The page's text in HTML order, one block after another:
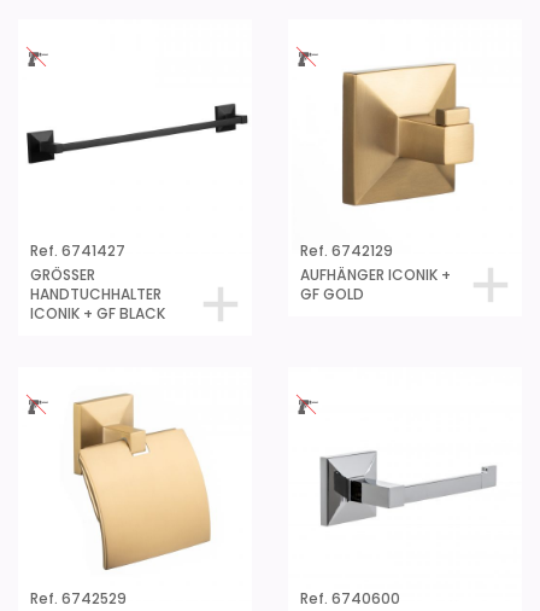
Ref. 6741427
GRÖSSER
HANDTUCHHALTER
ICONIK + GF BLACK
Ref. 6742129
AUFHÄNGER ICONIK +
GF GOLD
Ref. 6742529 Ref. 6740600